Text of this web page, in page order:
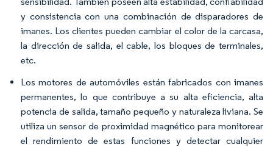
y consistencia con una combinación de disparadores de
imanes. Los clientes pueden cambiar el color de la carcasa,
la dirección de salida, el cable, los bloques de terminales,
etc.
Los motores de automóviles están fabricados con imanes
permanentes, lo que contribuye a su alta eficiencia, alta
potencia de salida, tamaño pequeño y naturaleza liviana. Se
utiliza un sensor de proximidad magnético para monitorear
el rendimiento de estas funciones y detectar cualquier